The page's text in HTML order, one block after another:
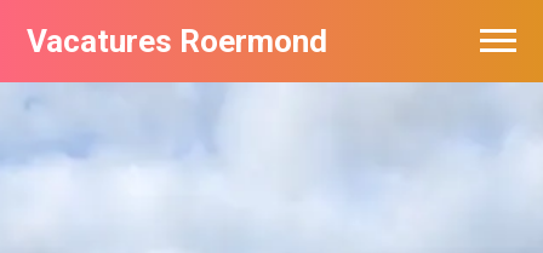
Vacatures Roermond
Vacatures per bedrijf in Roermond
De populairste vacatures in Roermond